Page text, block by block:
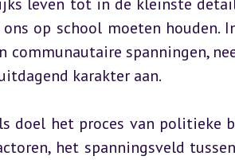
ons op school moeten
communautaire spanningen,
karakter aan.
doel het proces van
het spanningsveld